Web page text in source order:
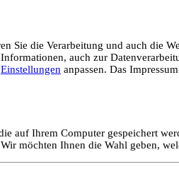
die Verarbeitung und auch die
auch zur
Einstellungen anpassen. Das
auf Ihrem Computer gespeichert
möchten Ihnen die Wahl geben,